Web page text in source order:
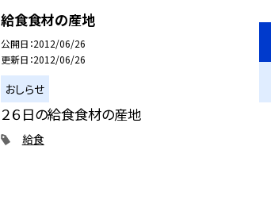
給食食材の産地
公開日 2012/06/26
更新日 2012/06/26
おしらせ
２６日の給食食材の産地
給食